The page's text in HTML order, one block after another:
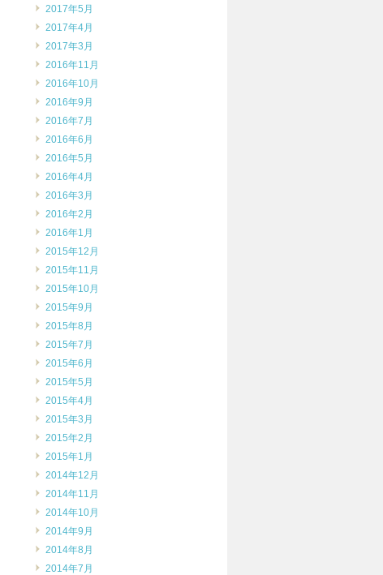
2017年5月
2017年4月
2017年3月
2016年11月
2016年10月
2016年9月
2016年7月
2016年6月
2016年5月
2016年4月
2016年3月
2016年2月
2016年1月
2015年12月
2015年11月
2015年10月
2015年9月
2015年8月
2015年7月
2015年6月
2015年5月
2015年4月
2015年3月
2015年2月
2015年1月
2014年12月
2014年11月
2014年10月
2014年9月
2014年8月
2014年7月